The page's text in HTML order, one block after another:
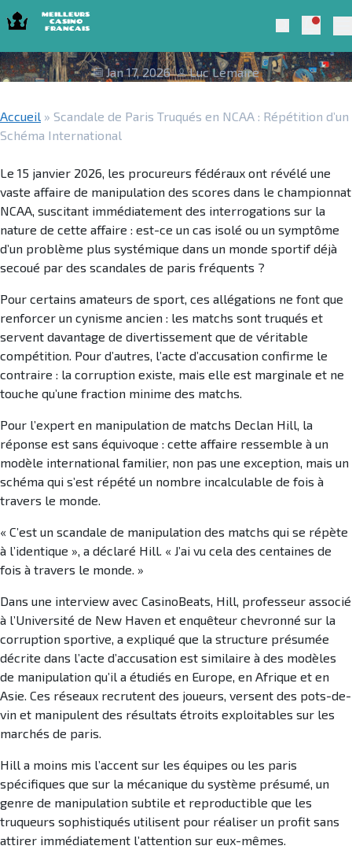
Skip to navigation
Skip to content
Meilleurs Casino Francais 2025
Search
Scandale de Paris Truqués en NCAA :
Répétition d’un Schéma International
Jan 17, 2026 Luc Lemaire
Accueil » Scandale de Paris Truqués en NCAA : Répétition d’un
Schéma International
Le 15 janvier 2026, les procureurs fédéraux ont révélé une
vaste affaire de manipulation des scores dans le championnat
NCAA, suscitant immédiatement des interrogations sur la
nature de cette affaire : est-ce un cas isolé ou un symptôme
d’un problème plus systémique dans un monde sportif déjà
secoué par des scandales de paris fréquents ?
Pour certains amateurs de sport, ces allégations ne font que
renforcer un cynisme ancien : les matchs sont truqués et
servent davantage de divertissement que de véritable
compétition. Pour d’autres, l’acte d’accusation confirme le
contraire : la corruption existe, mais elle est marginale et ne
touche qu’une fraction minime des matchs.
Pour l’expert en manipulation de matchs Declan Hill, la
réponse est sans équivoque : cette affaire ressemble à un
modèle international familier, non pas une exception, mais un
schéma qui s’est répété un nombre incalculable de fois à
travers le monde.
« C’est un scandale de manipulation des matchs qui se répète
à l’identique », a déclaré Hill. « J’ai vu cela des centaines de
fois à travers le monde. »
Dans une interview avec CasinoBeats, Hill, professeur associé
à l’Université de New Haven et enquêteur chevronné sur la
corruption sportive, a expliqué que la structure présumée
décrite dans l’acte d’accusation est similaire à des modèles
de manipulation qu’il a étudiés en Europe, en Afrique et en
Asie. Ces réseaux recrutent des joueurs, versent des pots-de-
vin et manipulent des résultats étroits exploitables sur les
marchés de paris.
Hill a moins mis l’accent sur les équipes ou les paris
spécifiques que sur la mécanique du système présumé, un
genre de manipulation subtile et reproductible que les
truqueurs sophistiqués utilisent pour réaliser un profit sans
attirer immédiatement l’attention sur eux-mêmes.